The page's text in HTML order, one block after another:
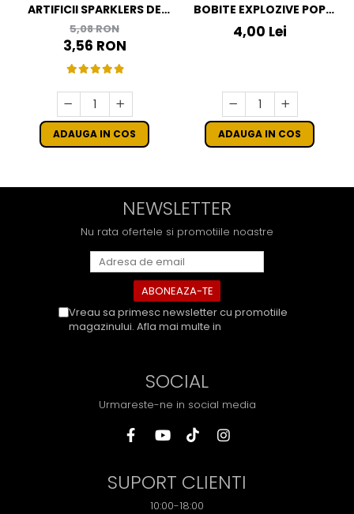
ARTIFICII SPARKLERS DE
MANA - STELUTE DE BRAD
16 CM - SET 10 BUC
5,08 RON
3,56 RON
ADAUGA IN COS
BOBITE EXPLOZIVE POP
POP
4,00 Lei
ADAUGA IN COS
NEWSLETTER
Nu rata ofertele si promotiile noastre
Vreau sa primesc newsletter cu promotiile
magazinului. Afla mai multe in
SOCIAL
Urmareste-ne in social media
SUPORT CLIENTI
10:00-18:00